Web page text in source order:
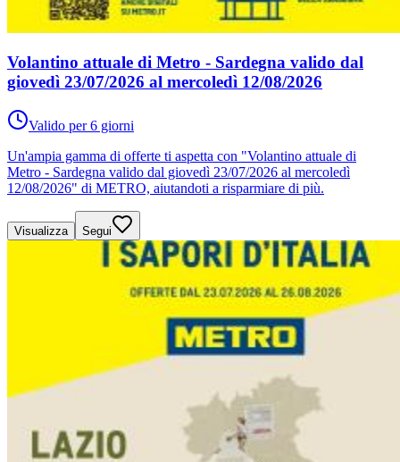
Volantino attuale di Metro - Sardegna valido dal
giovedì 23/07/2026 al mercoledì 12/08/2026
Valido per 6 giorni
Un'ampia gamma di offerte ti aspetta con "Volantino attuale di
Metro - Sardegna valido dal giovedì 23/07/2026 al mercoledì
12/08/2026" di METRO, aiutandoti a risparmiare di più.
Visualizza Segui